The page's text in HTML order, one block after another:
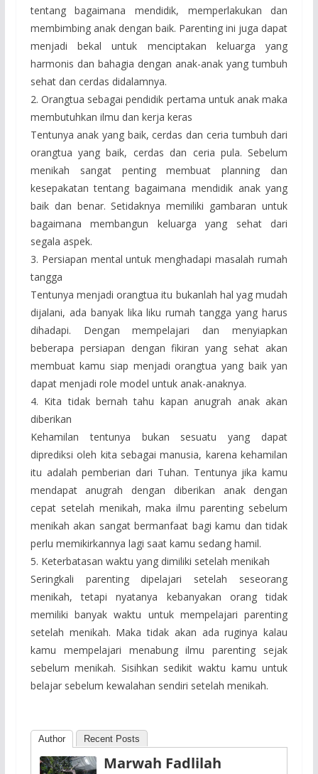
tentang bagaimana mendidik, memperlakukan dan
membimbing anak dengan baik. Parenting ini juga dapat
menjadi bekal untuk menciptakan keluarga yang
harmonis dan bahagia dengan anak-anak yang tumbuh
sehat dan cerdas didalamnya.
2. Orangtua sebagai pendidik pertama untuk anak maka
membutuhkan ilmu dan kerja keras
Tentunya anak yang baik, cerdas dan ceria tumbuh dari
orangtua yang baik, cerdas dan ceria pula. Sebelum
menikah sangat penting membuat planning dan
kesepakatan tentang bagaimana mendidik anak yang
baik dan benar. Setidaknya memiliki gambaran untuk
bagaimana membangun keluarga yang sehat dari
segala aspek.
3. Persiapan mental untuk menghadapi masalah rumah
tangga
Tentunya menjadi orangtua itu bukanlah hal yag mudah
dijalani, ada banyak lika liku rumah tangga yang harus
dihadapi. Dengan mempelajari dan menyiapkan
beberapa persiapan dengan fikiran yang sehat akan
membuat kamu siap menjadi orangtua yang baik yan
dapat menjadi role model untuk anak-anaknya.
4. Kita tidak bernah tahu kapan anugrah anak akan
diberikan
Kehamilan tentunya bukan sesuatu yang dapat
diprediksi oleh kita sebagai manusia, karena kehamilan
itu adalah pemberian dari Tuhan. Tentunya jika kamu
mendapat anugrah dengan diberikan anak dengan
cepat setelah menikah, maka ilmu parenting sebelum
menikah akan sangat bermanfaat bagi kamu dan tidak
perlu memikirkannya lagi saat kamu sedang hamil.
5. Keterbatasan waktu yang dimiliki setelah menikah
Seringkali parenting dipelajari setelah seseorang
menikah, tetapi nyatanya kebanyakan orang tidak
memiliki banyak waktu untuk mempelajari parenting
setelah menikah. Maka tidak akan ada ruginya kalau
kamu mempelajari menabung ilmu parenting sejak
sebelum menikah. Sisihkan sedikit waktu kamu untuk
belajar sebelum kewalahan sendiri setelah menikah.
Author Recent Posts
Marwah Fadlilah